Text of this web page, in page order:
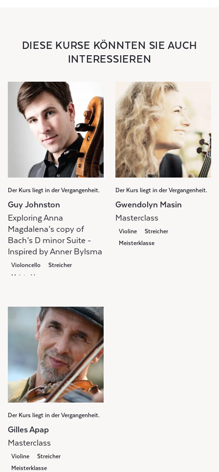
DIESE KURSE KÖNNTEN SIE AUCH
INTERESSIEREN
Der Kurs liegt in der Vergangenheit.
Guy Johnston
Exploring Anna
Magdalena’s copy of
Bach’s D minor Suite -
Inspired by Anner Bylsma
Violoncello
Streicher
Meisterklasse
Der Kurs liegt in der Vergangenheit.
Gwendolyn Masin
Masterclass
Violine
Streicher
Meisterklasse
Der Kurs liegt in der Vergangenheit.
Gilles Apap
Masterclass
Violine
Streicher
Meisterklasse